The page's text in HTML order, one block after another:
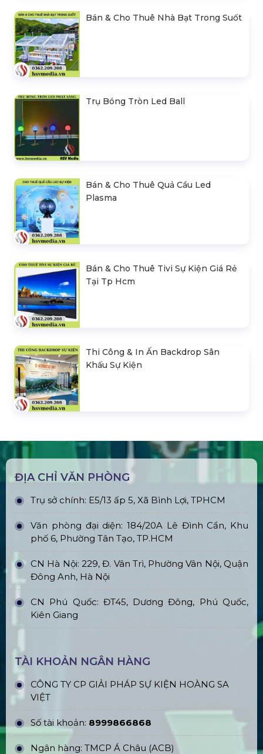
Bán & Cho Thuê Nhà Bạt Trong Suốt
Trụ Bóng Tròn Led Ball
Bán & Cho Thuê Quả Cầu Led
Plasma
Bán & Cho Thuê Tivi Sự Kiện Giá Rẻ
Tại Tp Hcm
Thi Công & In Ấn Backdrop Sân
Khấu Sự Kiện
ĐỊA CHỈ VĂN PHÒNG
Trụ sở chính: E5/13 ấp 5, Xã Bình Lợi, TPHCM
Văn phòng đại diện: 184/20A Lê Đình Cẩn, Khu
phố 6, Phường Tân Tạo, TP.HCM
CN Hà Nội: 229, Đ. Vân Trì, Phường Vân Nội, Quận
Đông Anh, Hà Nội
CN Phú Quốc: ĐT45, Dương Đông, Phú Quốc,
Kiên Giang
TÀI KHOẢN NGÂN HÀNG
CÔNG TY CP GIẢI PHÁP SỰ KIỆN HOÀNG SA
VIỆT
Số tài khoản: 8999866868
Ngân hàng: TMCP Á Châu (ACB)